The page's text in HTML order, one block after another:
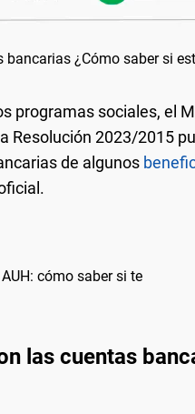
programas sociales, el
Resolución 2023/2015
de algunos
cómo saber si te
las cuentas